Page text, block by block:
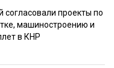
согласовали проекты по
машиностроению и
в КНР